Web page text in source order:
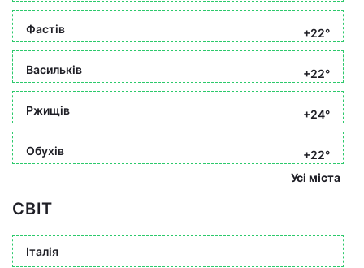
Фастів +22°
Васильків +22°
Ржищів +24°
Обухів
+22°
Усі міста
СВІТ
Італія